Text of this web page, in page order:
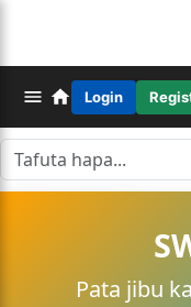
Login
Pata jibu